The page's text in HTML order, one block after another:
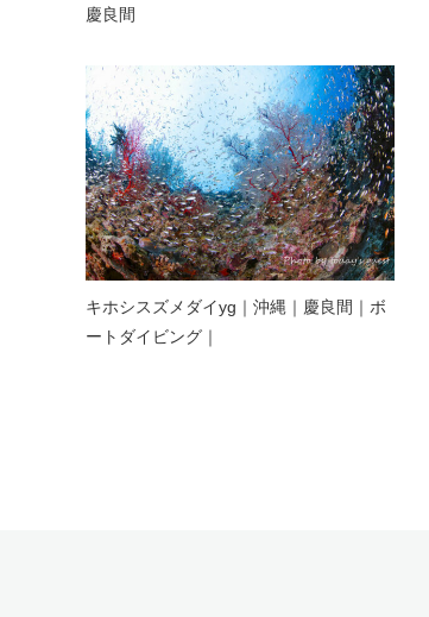
慶良間
キホシスズメダイyg｜沖縄｜慶良間｜ボ
ートダイビング｜